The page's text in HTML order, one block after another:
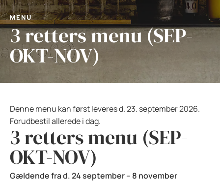
MENU
3 retters menu (SEP-
OKT-NOV)
Denne menu kan først leveres d. 23. september 2026.
Forudbestil allerede i dag.
3 retters menu (SEP-
OKT-NOV)
Gældende fra d. 24 september – 8 november